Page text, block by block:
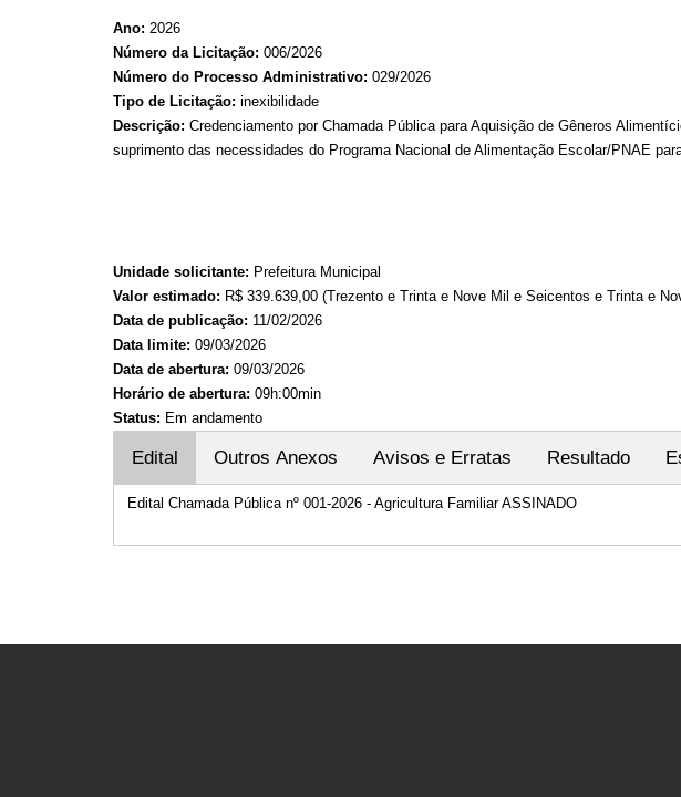
Ano: 2026
Número da Licitação: 006/2026
Número do Processo Administrativo: 029/2026
Tipo de Licitação: inexibilidade
Descrição: Credenciamento por Chamada Pública para Aquisição de Gêneros
suprimento das necessidades do Programa Nacional de Alimentação Escolar/PNAE
Unidade solicitante: Prefeitura Municipal
Valor estimado: R$ 339.639,00 (Trezento e Trinta e Nove Mil e Seicentos e Trinta e
Data de publicação: 11/02/2026
Data limite: 09/03/2026
Data de abertura: 09/03/2026
Horário de abertura: 09h:00min
Status: Em andamento
Edital Outros Anexos Avisos e Erratas Resultado
Edital Chamada Pública nº 001-2026 - Agricultura Familiar ASSINADO